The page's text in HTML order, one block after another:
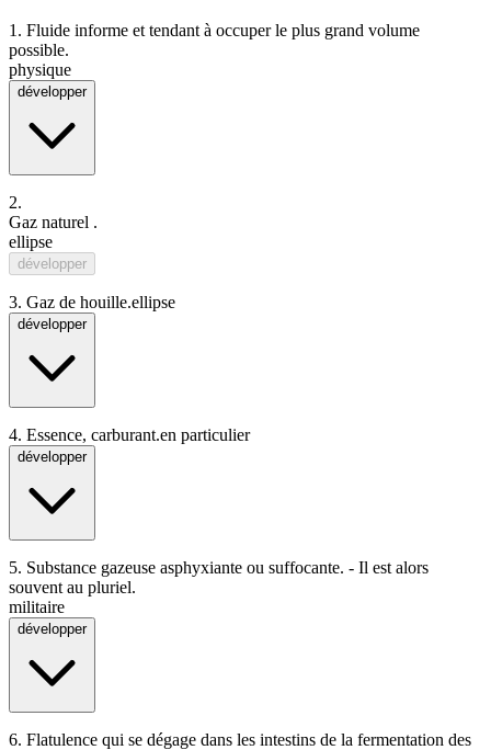
1. Fluide informe et tendant à occuper le plus grand volume
possible.
physique
développer
2.
Gaz naturel .
ellipse
développer
3. Gaz de houille.ellipse
développer
4. Essence, carburant.en particulier
développer
5. Substance gazeuse asphyxiante ou suffocante. - Il est alors
souvent au pluriel.
militaire
développer
6. Flatulence qui se dégage dans les intestins de la fermentation des